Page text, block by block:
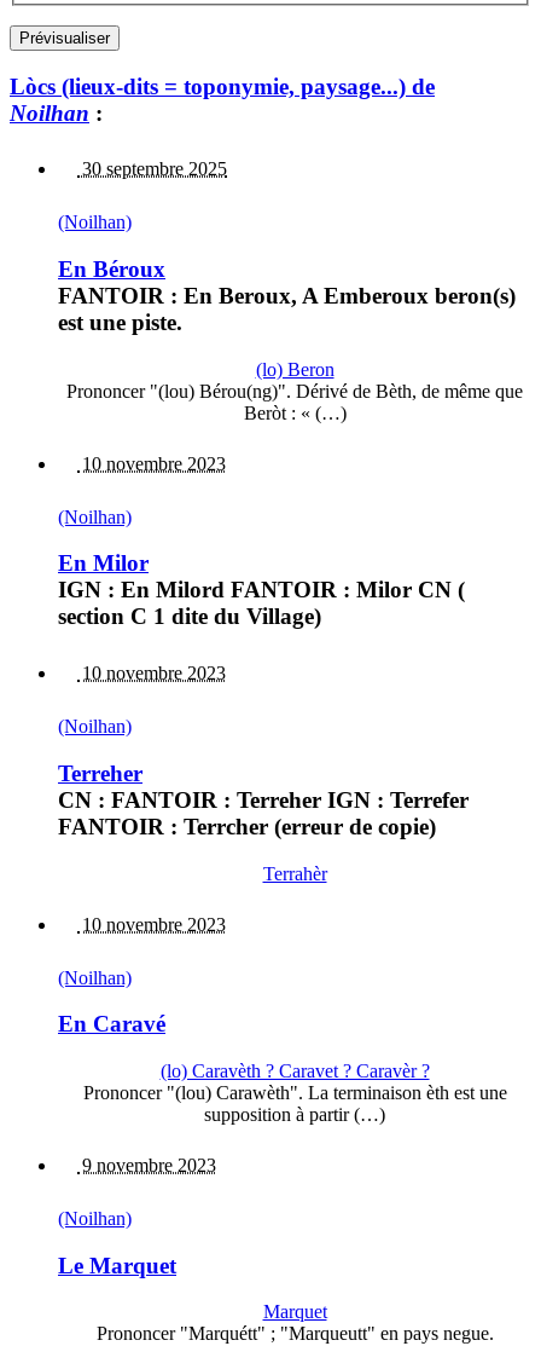
Lòcs (lieux-dits = toponymie, paysage...) de
Noilhan :
30 septembre 2025
(Noilhan)
En Béroux
FANTOIR : En Beroux, A Emberoux beron(s)
est une piste.
(lo) Beron
Prononcer "(lou) Bérou(ng)". Dérivé de Bèth, de même que
Beròt : « (…)
10 novembre 2023
(Noilhan)
En Milor
IGN : En Milord FANTOIR : Milor CN (
section C 1 dite du Village)
10 novembre 2023
(Noilhan)
Terreher
CN : FANTOIR : Terreher IGN : Terrefer
FANTOIR : Terrcher (erreur de copie)
Terrahèr
10 novembre 2023
(Noilhan)
En Caravé
(lo) Caravèth ? Caravet ? Caravèr ?
Prononcer "(lou) Carawèth". La terminaison èth est une
supposition à partir (…)
9 novembre 2023
(Noilhan)
Le Marquet
Marquet
Prononcer "Marquétt" ; "Marqueutt" en pays negue.